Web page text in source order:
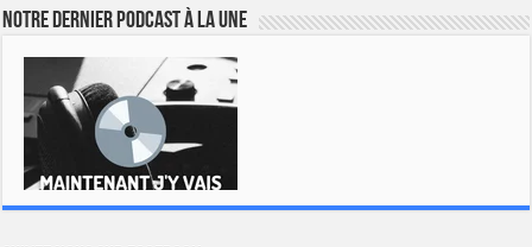
Notre dernier podcast à la une